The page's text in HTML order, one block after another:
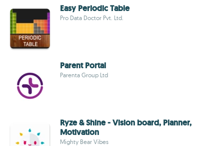
Easy Periodic Table
Pro Data Doctor Pvt. Ltd.
Parent Portal
Parenta Group Ltd
Ryze & Shine - Vision board, Planner,
Motivation
Mighty Bear Vibes